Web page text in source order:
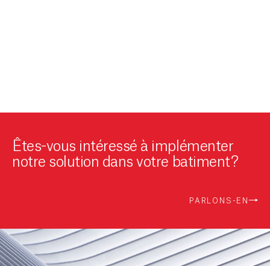
Êtes-vous intéressé à implémenter
notre solution dans votre batiment?
PARLONS-EN